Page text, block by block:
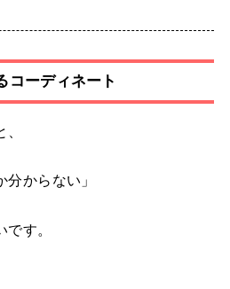
ーディネート
分からない」
す。